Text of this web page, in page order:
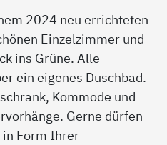
2024 neu errichteten
Einzelzimmer und
ins Grüne. Alle
ein eigenes Duschbad.
Kommode und
Gerne dürfen
in Form Ihrer